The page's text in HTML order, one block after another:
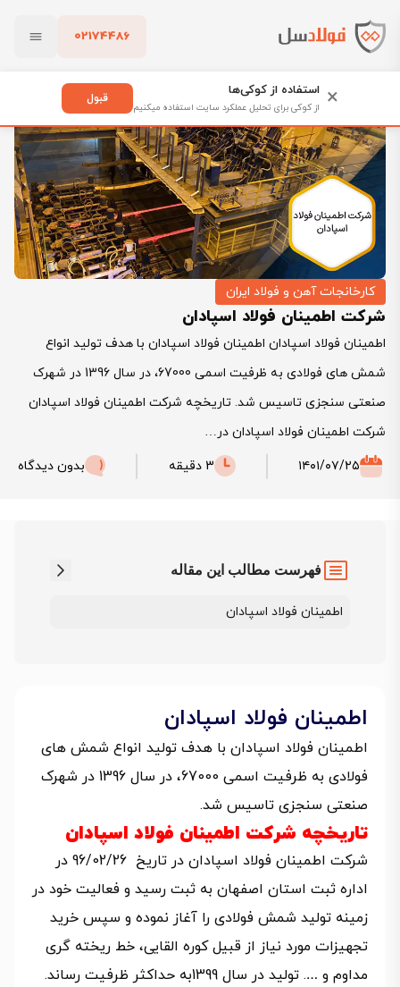
02174486
پاک کردن
فولادسل
شرکت اطمینان فولاد اسپادان
کارخانجات آهن و فولاد ایران
شرکت اطمینان فولاد اسپادان
اطمینان فولاد اسپادان اطمینان فولاد اسپادان با هدف تولید انواع
شمش های فولادی به ظرفیت اسمی 67000، در سال 1396 در شهرک
صنعتی سنجزی تاسیس شد. تاریخچه شرکت اطمینان فولاد اسپادان
شرکت اطمینان فولاد اسپادان در…
۱۴۰۱/۰۷/۲۵
3 دقیقه بدون دیدگاه
فهرست مطالب این مقاله
اطمینان فولاد اسپادان
اطمینان فولاد اسپادان
اطمینان فولاد اسپادان با هدف تولید انواع شمش های
فولادی به ظرفیت اسمی 67000، در سال 1396 در شهرک
صنعتی سنجزی تاسیس شد.
تاریخچه شرکت اطمینان فولاد اسپادان
شرکت اطمینان فولاد اسپادان در تاريخ 96/02/26 در
اداره ثبت استان اصفهان به ثبت رسيد و فعاليت خود در
زمينه توليد شمش فولادی را آغاز نموده و سپس خريد
تجهيزات مورد نياز از قبيل کوره القايی، خط ريخته گری
مداوم و …. توليد در سال 1399به حداکثر ظرفيت رساند.
× استفاده از کوکی‌ها
از کوکی برای تحلیل عملکرد سایت استفاده میکنیم
قبول